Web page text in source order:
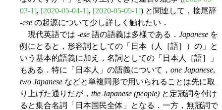
03-1], [2020-05-04-1], [2020-05-05-1]) と関連して，接尾辞
-ese の起源について少し詳しく触れたい．
現代英語では -ese 語の語義は多様である． Japanese を
例にとると，形容詞としての「日本（人［語］）の」と
いう基本的語義に加え，名詞としての「日本人［語］」
もある．特に「日本人」の語義について， one Japanese,
two Japanese などと単複同形で用いられることは先に取
り上げた通りだが， the Japanese (people) と定冠詞を付け
ると集合名詞「日本国民全体」となる．一方，無冠詞で